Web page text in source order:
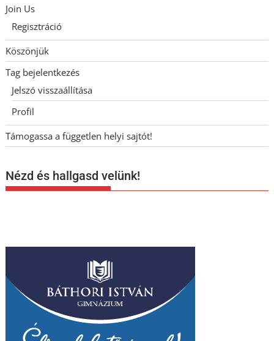
Join Us
Regisztráció
Köszönjük
Tag bejelentkezés
Jelszó visszaállítása
Profil
Támogassa a független helyi sajtót!
Nézd és hallgasd velünk!